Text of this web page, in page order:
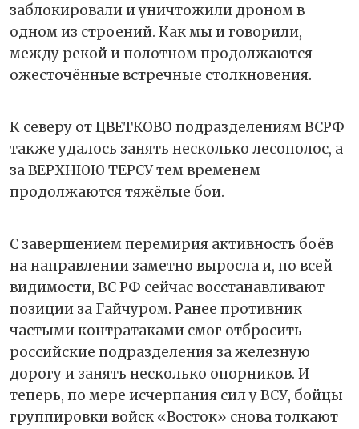
заблокировали и уничтожили дроном в
одном из строений. Как мы и говорили,
между рекой и полотном продолжаются
ожесточённые встречные столкновения.
К северу от ЦВЕТКОВО подразделениям ВСРФ
также удалось занять несколько лесополос, а
за ВЕРХНЮЮ ТЕРСУ тем временем
продолжаются тяжёлые бои.
С завершением перемирия активность боёв
на направлении заметно выросла и, по всей
видимости, ВС РФ сейчас восстанавливают
позиции за Гайчуром. Ранее противник
частыми контратаками смог отбросить
российские подразделения за железную
дорогу и занять несколько опорников. И
теперь, по мере исчерпания сил у ВСУ, бойцы
группировки войск «Восток» снова толкают